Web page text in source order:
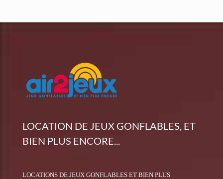
LOCATION DE JEUX GONFLABLES, ET
BIEN PLUS ENCORE...
LOCATIONS DE JEUX GONFLABLES ET BIEN PLUS